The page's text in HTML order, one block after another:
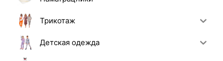
Трикотаж
Детская одежда